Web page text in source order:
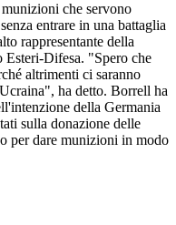
che servono
entrare in una battaglia
rappresentante della
Esteri-Difesa. "Spero che
altrimenti ci saranno
ha detto. Borrell ha
della Germania
sulla donazione delle
per dare munizioni in modo